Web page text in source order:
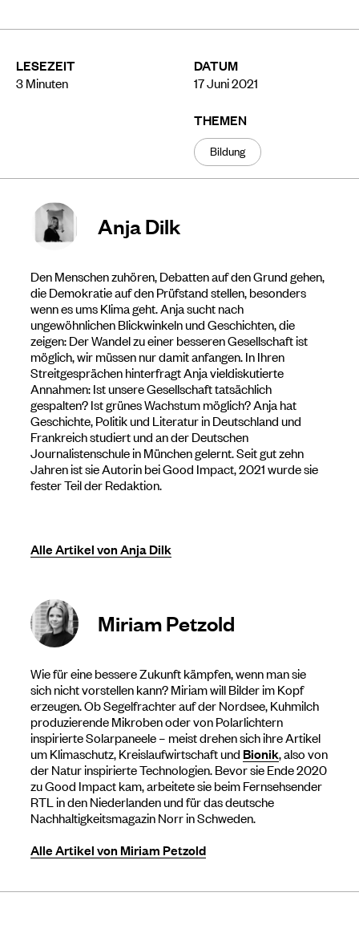
LESEZEIT
3Minuten
DATUM
17 Juni 2021
THEMEN
Bildung
Anja Dilk
Den Menschen zuhören, Debatten auf den Grund gehen,
die Demokratie auf den Prüfstand stellen, besonders
wenn es ums Klima geht. Anja sucht nach
ungewöhnlichen Blickwinkeln und Geschichten, die
zeigen: Der Wandel zu einer besseren Gesellschaft ist
möglich, wir müssen nur damit anfangen. In Ihren
Streitgesprächen hinterfragt Anja vieldiskutierte
Annahmen: Ist unsere Gesellschaft tatsächlich
gespalten? Ist grünes Wachstum möglich? Anja hat
Geschichte, Politik und Literatur in Deutschland und
Frankreich studiert und an der Deutschen
Journalistenschule in München gelernt. Seit gut zehn
Jahren ist sie Autorin bei Good Impact, 2021 wurde sie
fester Teil der Redaktion.
Alle Artikel von Anja Dilk
Miriam Petzold
Wie für eine bessere Zukunft kämpfen, wenn man sie
sich nicht vorstellen kann? Miriam will Bilder im Kopf
erzeugen. Ob Segelfrachter auf der Nordsee, Kuhmilch
produzierende Mikroben oder von Polarlichtern
inspirierte Solarpaneele – meist drehen sich ihre Artikel
um Klimaschutz, Kreislaufwirtschaft und Bionik, also von
der Natur inspirierte Technologien. Bevor sie Ende 2020
zu Good Impact kam, arbeitete sie beim Fernsehsender
RTL in den Niederlanden und für das deutsche
Nachhaltigkeitsmagazin Norr in Schweden.
Alle Artikel von Miriam Petzold